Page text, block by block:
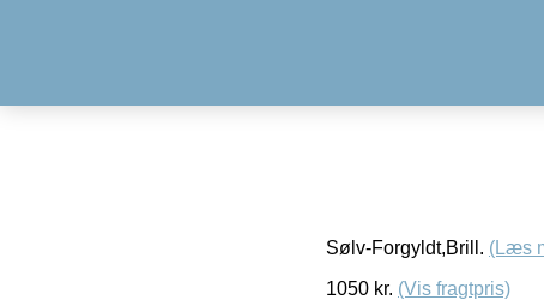
Sølv-Forgyldt,Brill. (Læs
1050 kr. (Vis fragtpris)